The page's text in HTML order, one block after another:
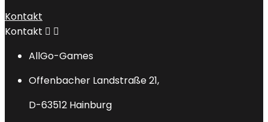
Kontakt
Kontakt  
AllGo-Games
Offenbacher Landstraße 21,
D-63512 Hainburg